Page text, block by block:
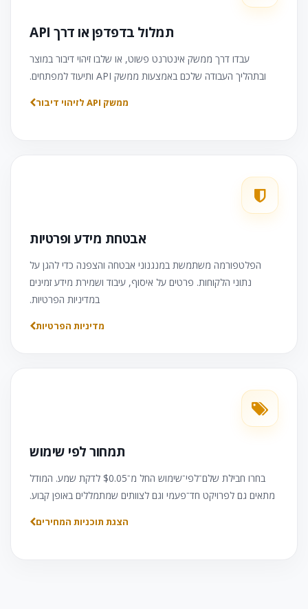
תמלול בדפדפן או דרך API
עבדו דרך ממשק אינטרנט פשוט, או שלבו זיהוי דיבור במוצר
ובתהליך העבודה שלכם באמצעות ממשק API ותיעוד למפתחים.
ממשק API לזיהוי דיבור
אבטחת מידע ופרטיות
הפלטפורמה משתמשת במנגנוני אבטחה והצפנה כדי להגן על
נתוני הלקוחות. פרטים על איסוף, עיבוד ושמירת מידע זמינים
במדיניות הפרטיות.
מדיניות הפרטיות
תמחור לפי שימוש
בחרו חבילת שלם־לפי־שימוש החל מ־$0.05 לדקת שמע. המודל
מתאים גם לפרויקט חד־פעמי וגם לצוותים שמתמללים באופן קבוע.
הצגת תוכניות המחירים